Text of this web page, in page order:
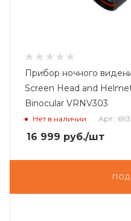
Прибор ночного
Screen Head and
Binocular VRNV303
Нет в наличии Арт.:
16 999 руб./шт
ПОД